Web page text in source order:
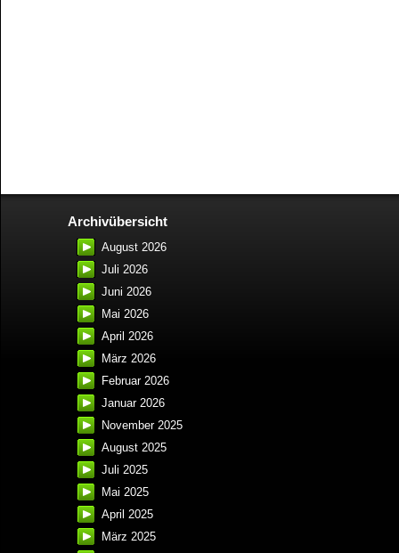
Archivübersicht
August 2026
Juli 2026
Juni 2026
Mai 2026
April 2026
März 2026
Februar 2026
Januar 2026
November 2025
August 2025
Juli 2025
Mai 2025
April 2025
März 2025